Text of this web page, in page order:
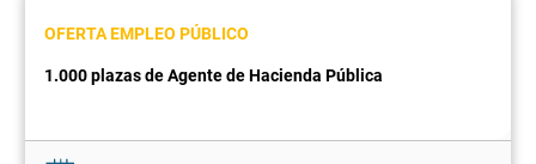
OFERTA EMPLEO PÚBLICO
1.000 plazas de Agente de Hacienda Pública